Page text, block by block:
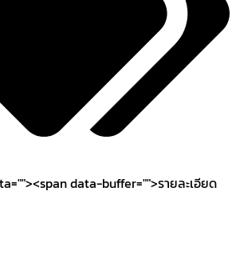
"><span data-buffer="">รายละเอียด